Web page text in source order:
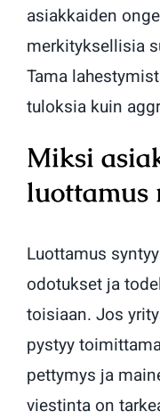
asiakkaiden
merkityksellisia
Tama
tuloksia kuin
Miksi
luottamus
Luottamus
odotukset ja
toisiaan. Jos
pystyy
pettymys ja
viestinta on